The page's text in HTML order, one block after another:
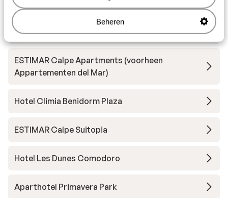
Beheren
Hotel H10 Porto Poniente
SOLYMAR Gran Hotel - adults only
ESTIMAR Calpe Apartments (voorheen
Appartementen del Mar)
Hotel Climia Benidorm Plaza
ESTIMAR Calpe Suitopia
Hotel Les Dunes Comodoro
Aparthotel Primavera Park